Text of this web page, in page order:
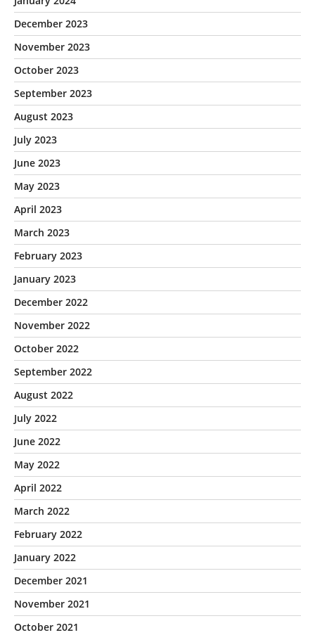
December 2023
November 2023
October 2023
September 2023
August 2023
July 2023
June 2023
May 2023
April 2023
March 2023
February 2023
January 2023
December 2022
November 2022
October 2022
September 2022
August 2022
July 2022
June 2022
May 2022
April 2022
March 2022
February 2022
January 2022
December 2021
November 2021
October 2021